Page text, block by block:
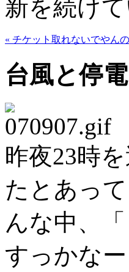
新を続けて
« チケット取れないでやんの
台風と停電
昨夜23時
たとあっ
んな中、
すっかな